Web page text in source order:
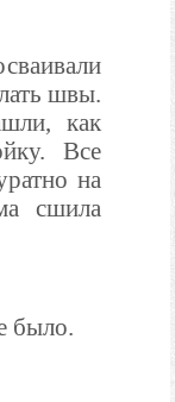
швы.
как
Все
на
сшила
было.